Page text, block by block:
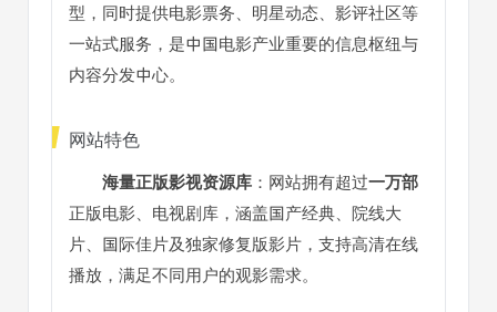
型，同时提供电影票务、明星动态、影评社区等
一站式服务，是中国电影产业重要的信息枢纽与
内容分发中心。
网站特色
海量正版影视资源库 ：网站拥有超过一万部
正版电影、电视剧库，涵盖国产经典、院线大
片、国际佳片及独家修复版影片，支持高清在线
播放，满足不同用户的观影需求。